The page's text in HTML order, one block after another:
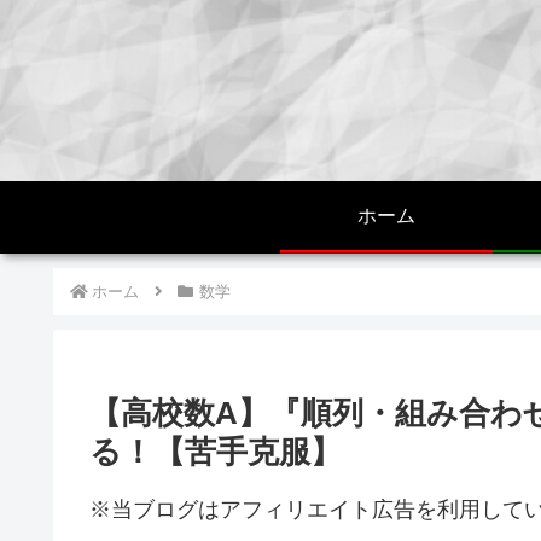
ホーム
ホーム 数学
【高校数A】『順列・組み合
る！【苦手克服】
※当ブログはアフィリエイト広告を利用して